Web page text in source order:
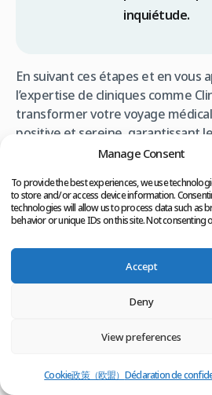
Manage Consent
To provide the best experiences, we use
to store and/or access device information.
technologies will allow us to process data such as
behavior or unique IDs on this site. Not consenting
Accept
Deny
View preferences
Cookie政策（欧盟） Déclaration de
inquiétude.
En suivant ces étapes et en vous
l’expertise de cliniques comme
transformer votre voyage
positive et sereine, garantissant
pour votre greffe de cheveux.
“Expériences (vidéo)” de
précieuse.
Article associé :Séjour
capillaire en Turquie
durée, étapes et conseils
Optimiser sa